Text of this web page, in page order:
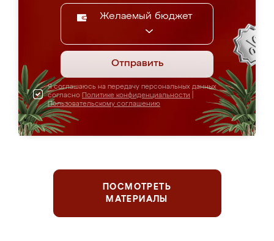
Желаемый бюджет
Отправить
Я соглашаюсь на передачу персональных данных
согласно Политике конфиденциальности
Пользовательскому соглашению
ПОСМОТРЕТЬ
МАТЕРИАЛЫ